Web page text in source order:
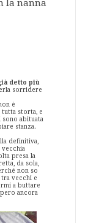
la nanna
detto più
sorridere
è
storta, e
abituata
stanza.
definitiva,
vecchia
presa la
da sola,
non so
vecchi e
a buttare
ancora